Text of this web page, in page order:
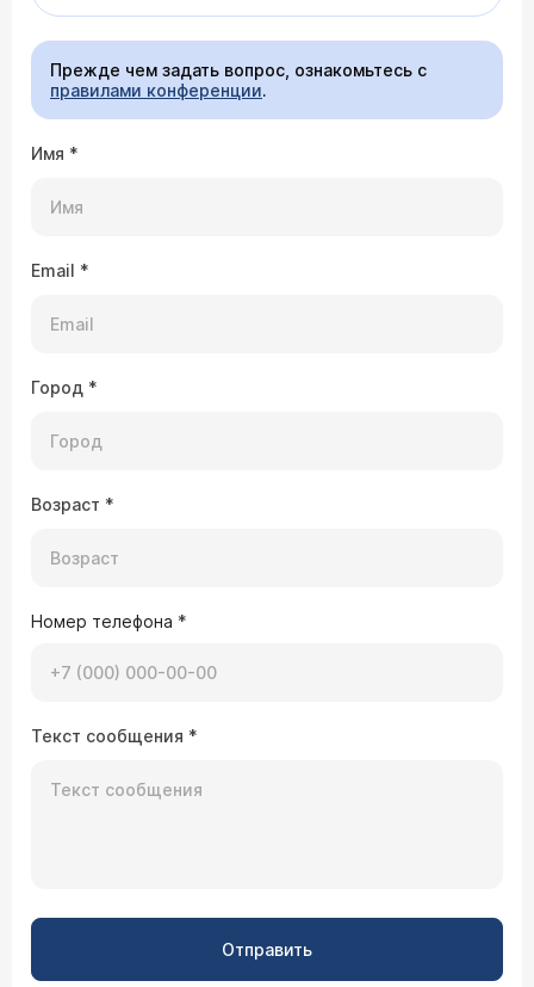
Прежде чем задать вопрос, ознакомьтесь с
правилами конференции.
Имя *
Email *
Город *
Возраст *
Номер телефона *
Текст сообщения *
Отправить